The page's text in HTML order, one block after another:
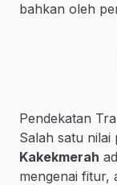
bahkan oleh
Pendekatan
Salah satu nilai
Kakekmerah
mengenai fitur,